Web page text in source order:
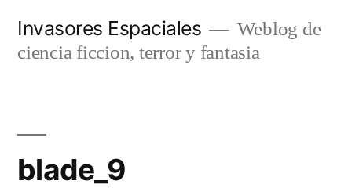
Invasores Espaciales
Weblog de
ciencia ficcion, terror y fantasia
blade_9